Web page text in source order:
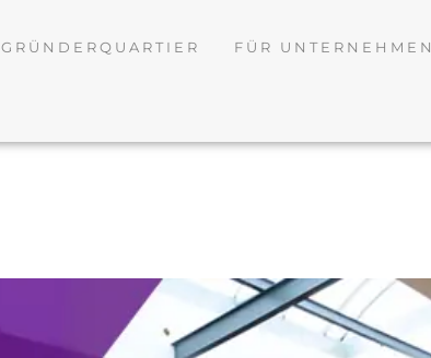
GRÜNDERQUARTIER FÜR UNTERNEHMEN